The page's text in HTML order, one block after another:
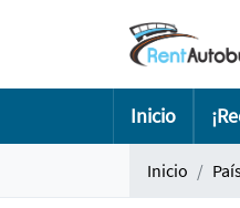
Inicio
Inicio